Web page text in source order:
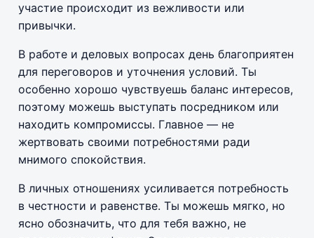
участие происходит из вежливости или
привычки.
В работе и деловых вопросах день благоприятен
для переговоров и уточнения условий. Ты
особенно хорошо чувствуешь баланс интересов,
поэтому можешь выступать посредником или
находить компромиссы. Главное — не
жертвовать своими потребностями ради
мнимого спокойствия.
В личных отношениях усиливается потребность
в честности и равенстве. Ты можешь мягко, но
ясно обозначить, что для тебя важно, не